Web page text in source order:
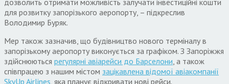
дозволить отримати можливість залучати інвестиційні кошти
для розвитку запорізького аеропорту, – підкреслив
Володимир Буряк.
Мер також зазначив, що будівництво нового терміналу в
запорізькому аеропорту виконується за графіком. З Запоріжжя
здійснюються регулярні авіарейси до Барселони, а також
співпрацею з нашим містом зацікавлена відомої авіакомпанії
SkyUp Airlines, яка планує відкривати нові рейси.